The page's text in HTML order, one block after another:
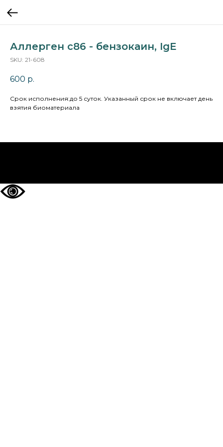
Аллерген c86 - бензокаин, IgE
SKU: 21-608
600 р.
Cрок исполнения:до 5 суток. Указанный срок не включает день
взятия биоматериала